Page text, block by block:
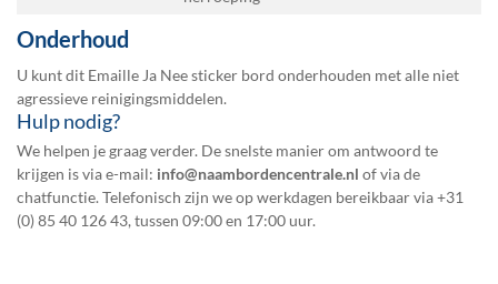
Onderhoud
U kunt dit Emaille Ja Nee sticker bord onderhouden met alle niet
agressieve reinigingsmiddelen.
Hulp nodig?
We helpen je graag verder. De snelste manier om antwoord te
krijgen is via e-mail: info@naambordencentrale.nl of via de
chatfunctie. Telefonisch zijn we op werkdagen bereikbaar via+31
(0) 85 40 126 43, tussen 09:00 en 17:00 uur.